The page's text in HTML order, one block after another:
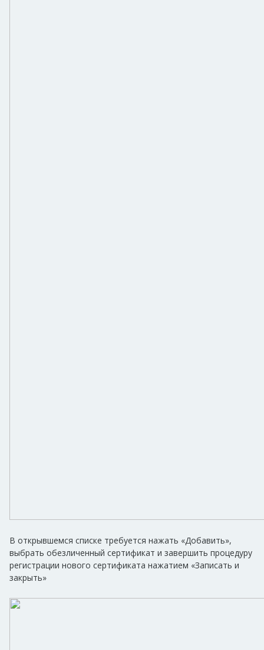
В открывшемся списке требуется нажать «Добавить»,
выбрать обезличенный сертификат и завершить процедуру
регистрации нового сертификата нажатием «Записать и
закрыть»